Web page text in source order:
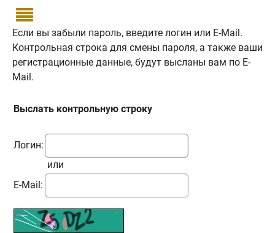

Если вы забыли пароль, введите логин или E-Mail.
Контрольная строка для смены пароля, а также ваши
регистрационные данные, будут высланы вам по E-
Mail.
Выслать контрольную строку
Логин:
или
E-Mail: